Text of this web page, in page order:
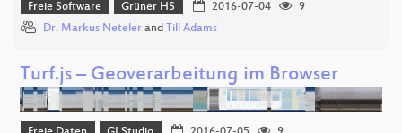
Freie Software Grüner HS 2016-07-04
9
Dr. Markus Neteler and Till Adams
Turf.js – Geoverarbeitung im Browser